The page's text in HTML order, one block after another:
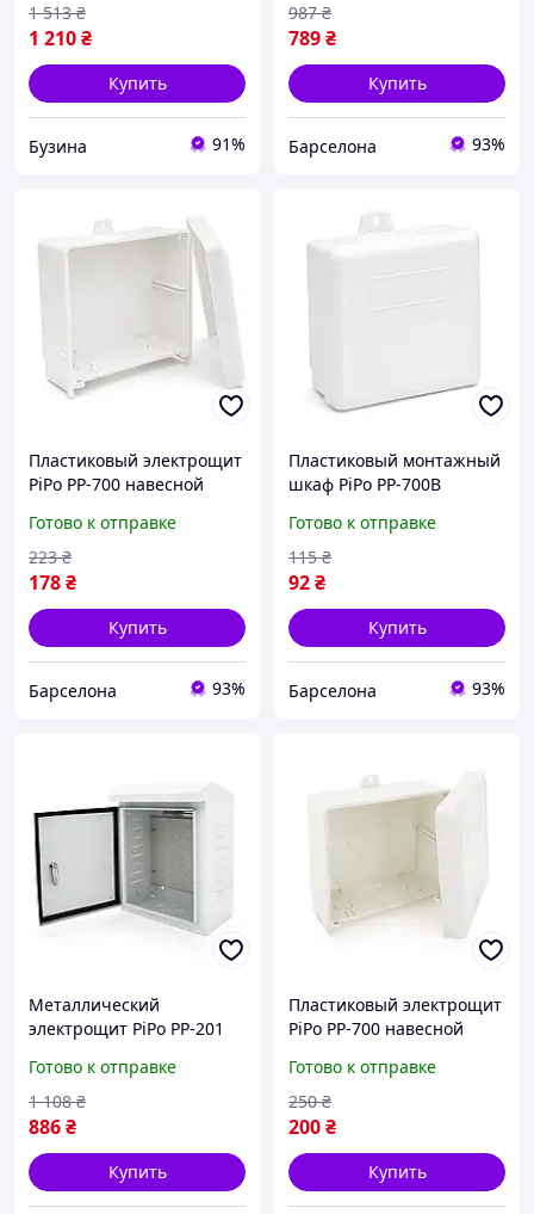
1 210₴
1 513 ₴
Купить
Бузина 91%
789₴
987 ₴
Купить
Барселона 93%
Пластиковый электрощит
PiPo PP-700 навесной
внутренней проводки
Готово к отправке
178₴
223 ₴
Купить
Барселона 93%
Пластиковый монтажный
шкаф PiPo PP-700B
небольших сетей
Готово к отправке
92₴
115 ₴
Купить
Барселона 93%
Металлический
электрощит PiPo PP-201
распределительных
систем newyork
Готово к отправке
886₴
1 108 ₴
Купить
Пластиковый электрощит
PiPo PP-700 навесной
внутренней проводки
newyork
Готово к отправке
200₴
250 ₴
Купить